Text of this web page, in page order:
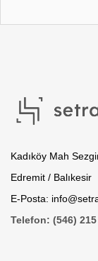
Kadıköy Mah
Edremit / Balıkesir
E-Posta:
Telefon: (546)